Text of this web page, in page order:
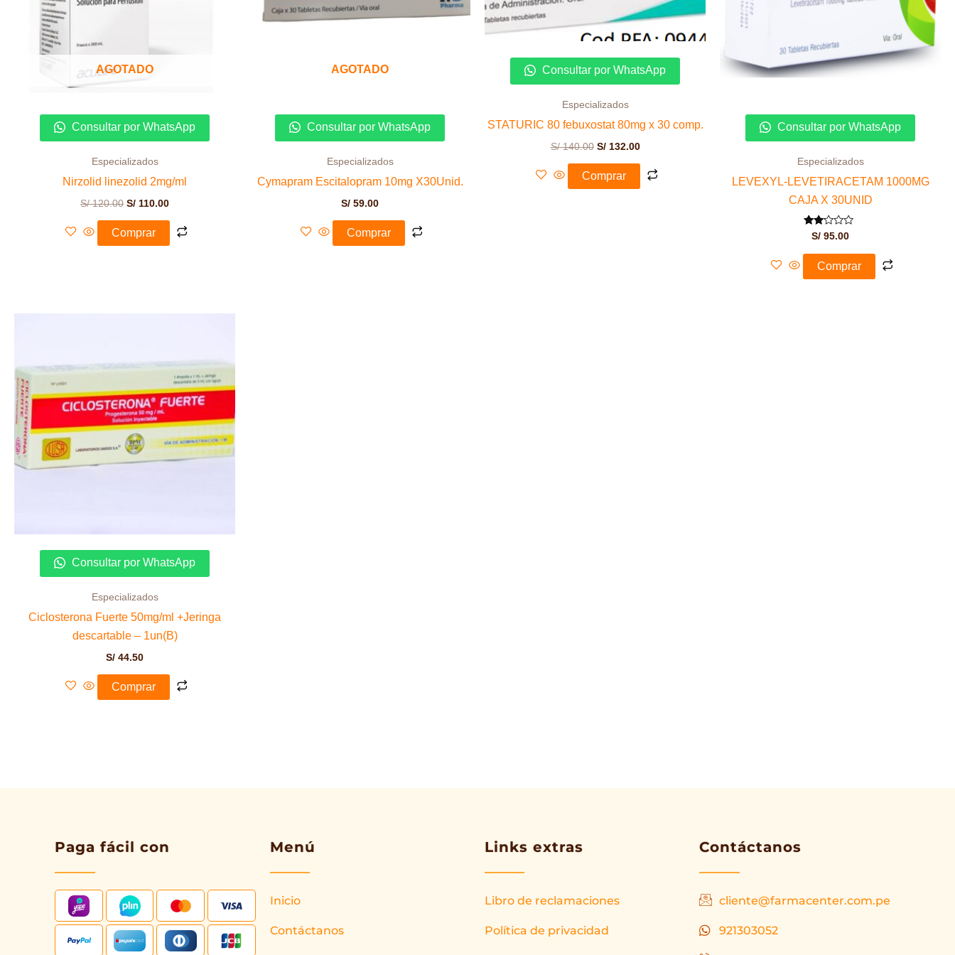
AGOTADO
Consultar por WhatsApp
Especializados
Nirzolid linezolid 2mg/ml
S/120.00 S/ 110.00
Comprar
AGOTADO
Consultar por WhatsApp
Especializados
Cymapram Escitalopram 10mg X30Unid.
S/ 59.00
Comprar
Consultar por WhatsApp
Especializados
STATURIC 80 febuxostat 80mg x 30 comp.
S/140.00 S/132.00
Comprar
Consultar por WhatsApp
Especializados
LEVEXYL-LEVETIRACETAM 1000MG
CAJA X 30UNID
Valorado
2.00
de 5
S/ 95.00
Comprar
Consultar por WhatsApp
Especializados
Ciclosterona Fuerte 50mg/ml +Jeringa
descartable – 1un(B)
S/ 44.50
Comprar
Paga fácil con Menú
Inicio
Contáctanos
Links extras
Libro de reclamaciones
Política de privacidad
Contáctanos
cliente@farmacenter.com.pe
921303052